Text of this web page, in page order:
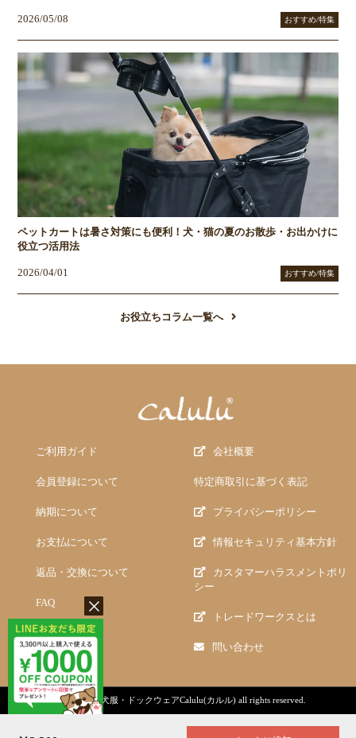
2026/05/08 おすすめ/特集
ペットカートは暑さ対策にも便利！犬・猫の夏のお散歩・お出かけに
役立つ活用法
2026/04/01 おすすめ/特集
お役立ちコラム一覧へ
ご利用ガイド
会員登録について
納期について
お支払について
返品・交換について
FAQ
会社概要
特定商取引に基づく表記
プライバシーポリシー
情報セキュリティ基本方針
カスタマーハラスメントポリ
シー
トレードワークスとは
問い合わせ
copyright (c)犬服・ドックウェアCalulu(カルル) all rights reserved.